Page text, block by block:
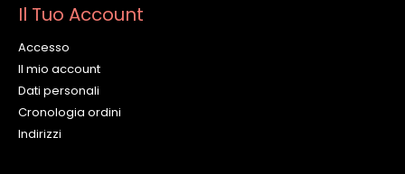
Il Tuo Account
Accesso
Il mio account
Dati personali
Cronologia ordini
Indirizzi